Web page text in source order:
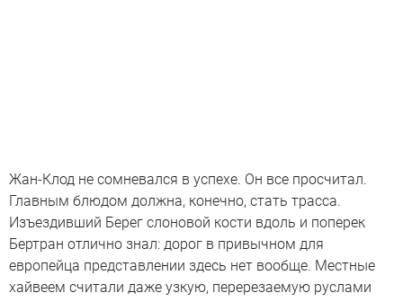
Жан-Клод не сомневался в успехе. Он все просчитал.
Главным блюдом должна, конечно, стать трасса.
Изъездивший Берег слоновой кости вдоль и поперек
Бертран отлично знал: дорог в привычном для
европейца представлении здесь нет вообще. Местные
хайвеем считали даже узкую, перерезаемую руслами